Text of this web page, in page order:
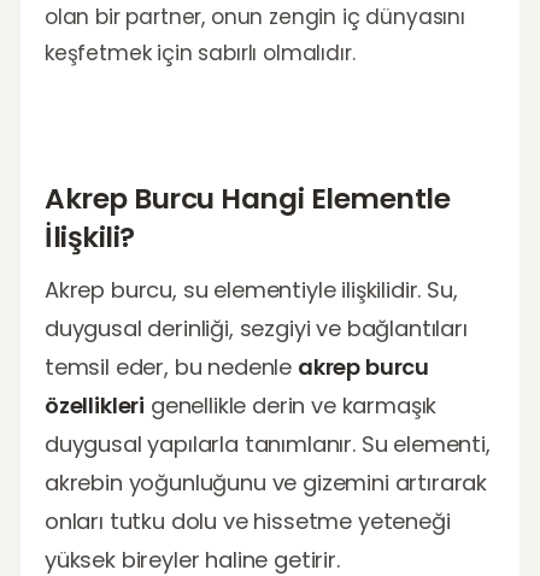
olan bir partner, onun zengin iç dünyasını
keşfetmek için sabırlı olmalıdır.
Akrep Burcu Hangi Elementle
İlişkili?
Akrep burcu, su elementiyle ilişkilidir. Su,
duygusal derinliği, sezgiyi ve bağlantıları
temsil eder, bu nedenle akrep burcu
özellikleri genellikle derin ve karmaşık
duygusal yapılarla tanımlanır. Su elementi,
akrebin yoğunluğunu ve gizemini artırarak
onları tutku dolu ve hissetme yeteneği
yüksek bireyler haline getirir.